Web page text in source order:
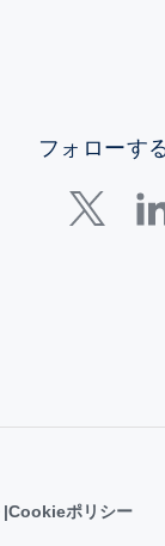
フォローす
Cookieポリシー